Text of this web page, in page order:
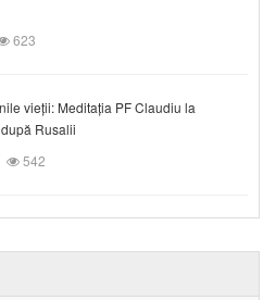
623
vieții: Meditația PF Claudiu la
Rusalii
542